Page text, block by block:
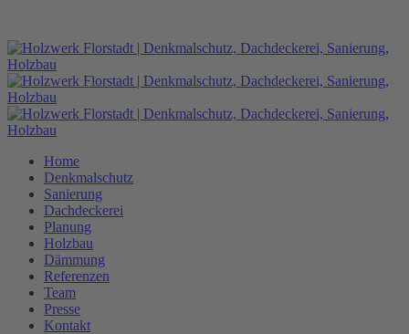
Home
Denkmalschutz
Sanierung
Dachdeckerei
Planung
Holzbau
Dämmung
Referenzen
Team
Presse
Kontakt